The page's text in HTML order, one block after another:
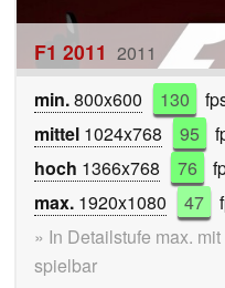
F1 2011 2011
min.800x600 130
mittel 1024x768 95
hoch 1366x768 76
max. 1920x1080 47
» In Detailstufe max.
spielbar